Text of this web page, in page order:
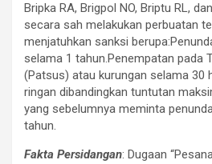
Bripka RA, Brigpol NO, Briptu RL,
secara sah melakukan perbuatan
menjatuhkan sanksi
selama 1 tahun.​Penempatan pada
(Patsus) atau kurungan selama 30
ringan dibandingkan tuntutan
yang sebelumnya meminta
tahun.​
Fakta Persidangan: Dugaan